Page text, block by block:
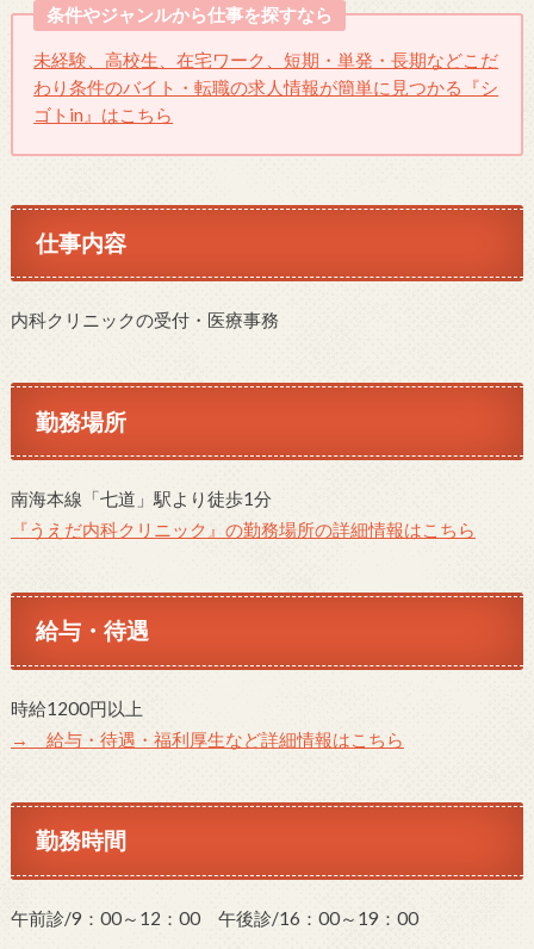
条件やジャンルから仕事を探すなら
未経験、高校生、在宅ワーク、短期・単発・長期などこだ
わり条件のバイト・転職の求人情報が簡単に見つかる『シ
ゴトin』はこちら
仕事内容
内科クリニックの受付・医療事務
勤務場所
南海本線「七道」駅より徒歩1分
『うえだ内科クリニック』の勤務場所の詳細情報はこちら
給与・待遇
時給1200円以上
→ 給与・待遇・福利厚生など詳細情報はこちら
勤務時間
午前診/9：00～12：00 午後診/16：00～19：00